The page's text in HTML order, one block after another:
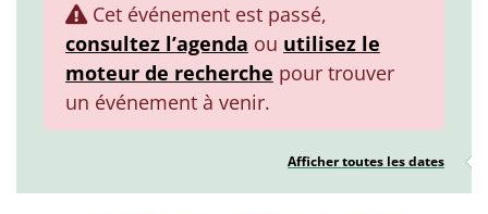
Cet événement est passé,
consultez l’agenda ou utilisez le
moteur de recherche pour trouver
un événement à venir.
Afficher toutes les dates